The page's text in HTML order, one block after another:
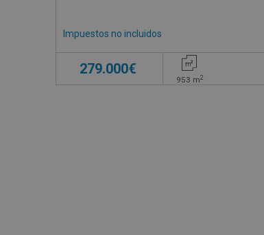
Impuestos no incluidos
279.000€
953 m2